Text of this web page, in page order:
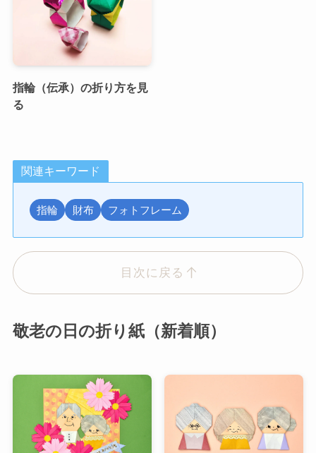
指輪（伝承）の折り方を見
る
関連キーワード
指輪 財布 フォトフレーム
目次に戻る
敬老の日の折り紙（新着順）